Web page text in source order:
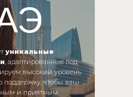
уникальные
, адаптированные под
высокий уровень
поддержку, чтобы ваш
и приятным.